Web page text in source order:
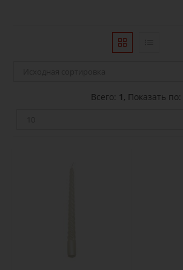
Всего: 1 , Показать по: